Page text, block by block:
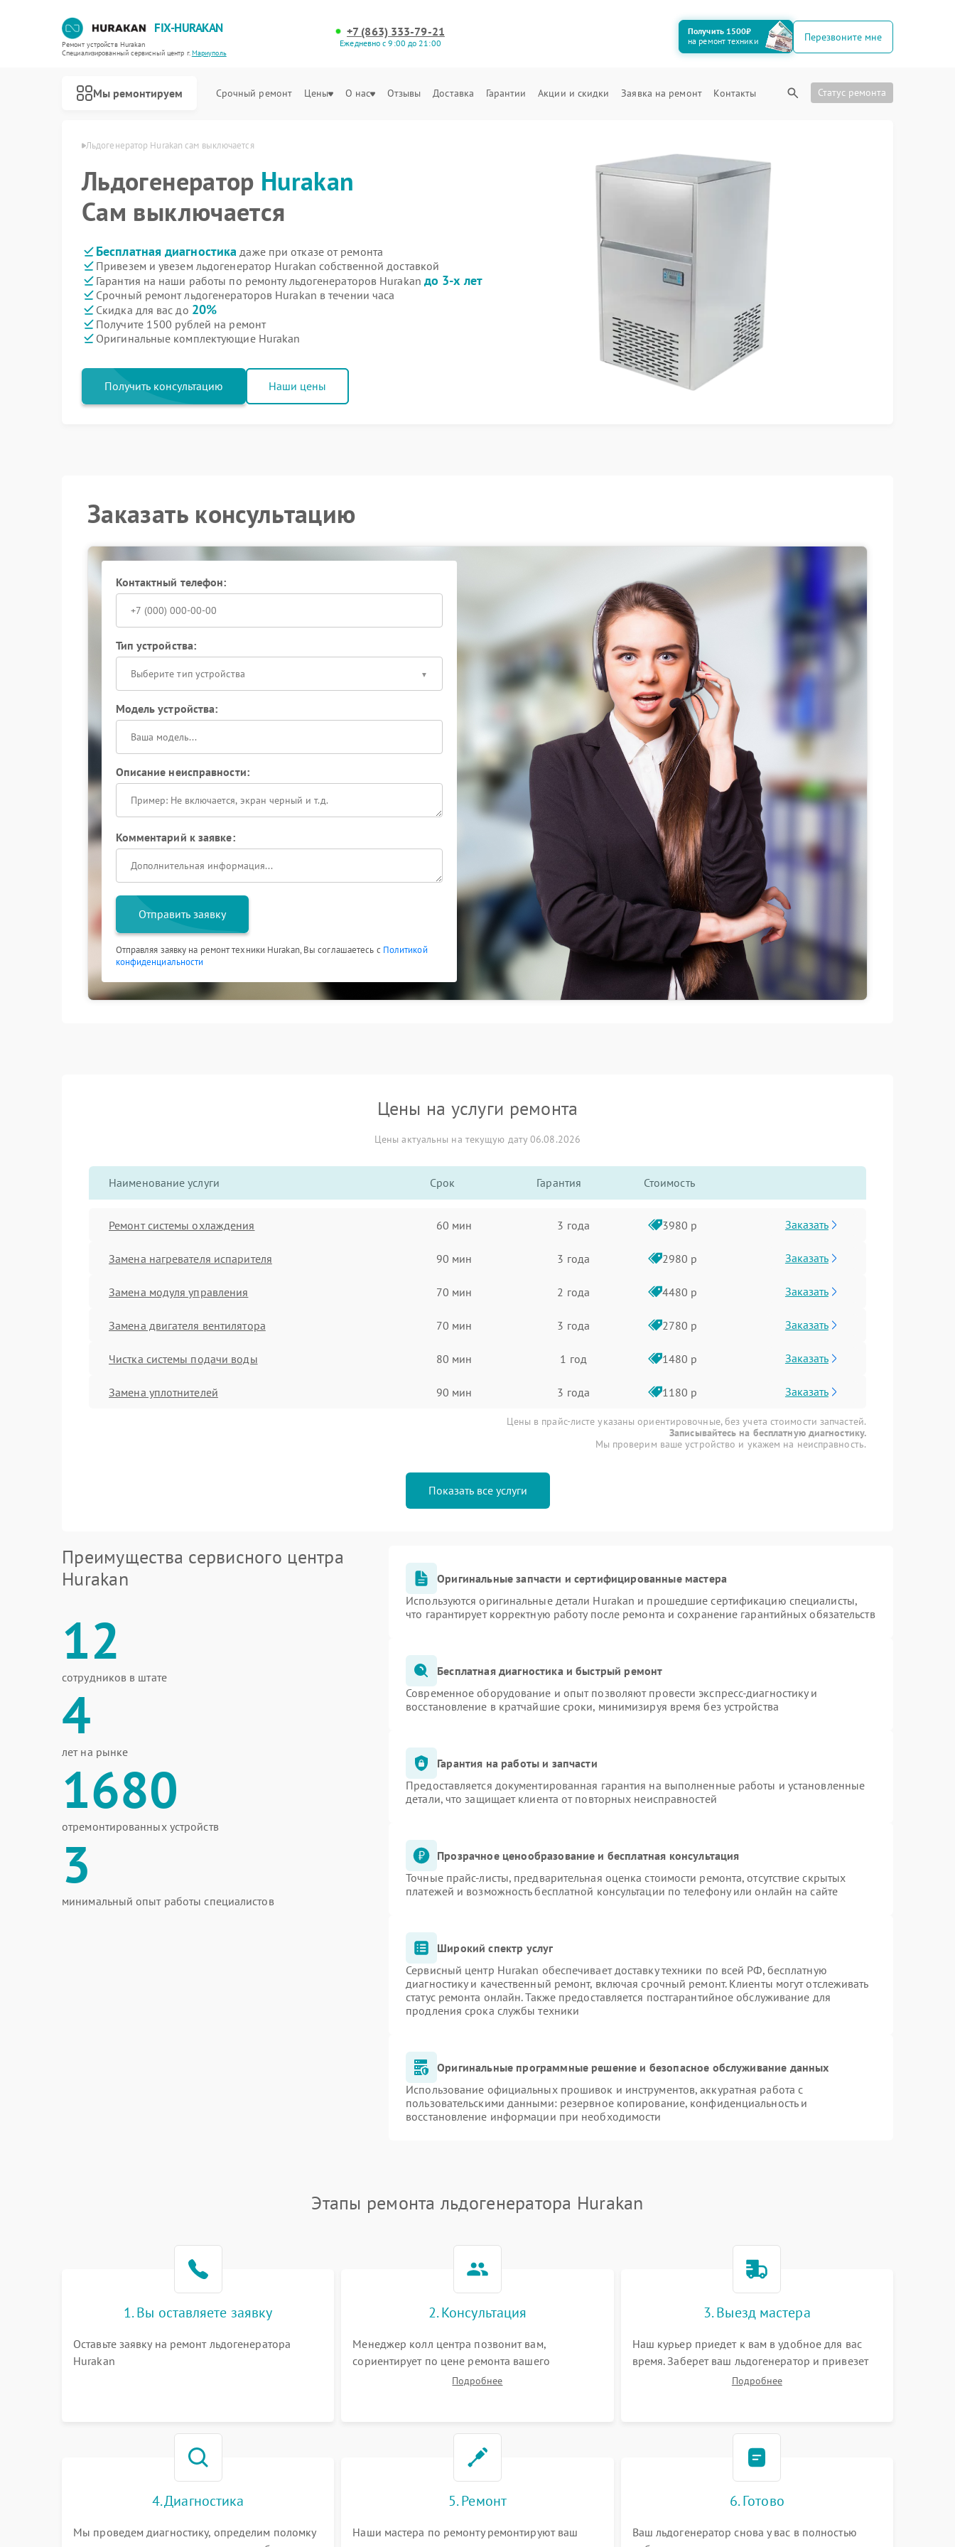
FIX-HURAKAN
Ремонт устройств Hurakan
Специализированный cервисный центр г.Мариуполь
+7 (863) 333-79-21
Ежедневно с 9:00 до 21:00
Получить 1500₽
на ремонт техники
Перезвоните мне
Мы ремонтируем Срочный ремонт Цены О нас Отзывы Доставка Гарантии Акции и скидки Заявка на ремонт Контакты Статус ремонта
Льдогенератор Hurakan сам выключается
Льдогенератор Hurakan
Сам выключается
Бесплатная диагностика даже при отказе от ремонта
Привезем и увезем льдогенератор Hurakan собственной доставкой
Гарантия на наши работы по ремонту льдогенераторов Hurakan до 3-х лет
Срочный ремонт льдогенераторов Hurakan в течении часа
Скидка для вас до 20%
Получите 1500 рублей на ремонт
Оригинальные комплектующие Hurakan
Получить консультацию Наши цены
Заказать консультацию
Контактный телефон:
Тип устройства:
Выберите тип устройства
Модель устройства:
Описание неисправности:
Комментарий к заявке:
Отправить заявку
Отправляя заявку на ремонт техники Hurakan, Вы соглашаетесь с Политикой
конфиденциальности
Цены на услуги ремонта
Цены актуальны на текущую дату 06.08.2026
Наименование услуги Срок Гарантия Стоимость
Ремонт системы охлаждения 60 мин 3 года 3980 р Заказать
Замена нагревателя испарителя 90 мин 3 года 2980 р Заказать
Замена модуля управления 70 мин 2 года 4480 р Заказать
Замена двигателя вентилятора 70 мин 3 года 2780 р Заказать
Чистка системы подачи воды 80 мин 1 год 1480 р Заказать
Замена уплотнителей 90 мин 3 года 1180 р Заказать
Цены в прайс-листе указаны ориентировочные, без учета стоимости запчастей.
Записывайтесь на бесплатную диагностику.
Мы проверим ваше устройство и укажем на неисправность.
Показать все услуги
Преимущества сервисного центра
Hurakan
12
сотрудников в штате
4
лет на рынке
1680
отремонтированных устройств
3
минимальный опыт работы специалистов
Оригинальные запчасти и сертифицированные мастера
Используются оригинальные детали Hurakan и прошедшие сертификацию специалисты,
что гарантирует корректную работу после ремонта и сохранение гарантийных обязательств
Бесплатная диагностика и быстрый ремонт
Современное оборудование и опыт позволяют провести экспресс-диагностику и
восстановление в кратчайшие сроки, минимизируя время без устройства
Гарантия на работы и запчасти
Предоставляется документированная гарантия на выполненные работы и установленные
детали, что защищает клиента от повторных неисправностей
Прозрачное ценообразование и бесплатная консультация
Точные прайс-листы, предварительная оценка стоимости ремонта, отсутствие скрытых
платежей и возможность бесплатной консультации по телефону или онлайн на сайте
Широкий спектр услуг
Сервисный центр Hurakan обеспечивает доставку техники по всей РФ, бесплатную
диагностику и качественный ремонт, включая срочный ремонт. Клиенты могут отслеживать
статус ремонта онлайн. Также предоставляется постгарантийное обслуживание для
продления срока службы техники
Оригинальные программные решение и безопасное обслуживание данных
Использование официальных прошивок и инструментов, аккуратная работа с
пользовательскими данными: резервное копирование, конфиденциальность и
восстановление информации при необходимости
Этапы ремонта льдогенератора Hurakan
1. Вы оставляете заявку
Оставьте заявку на ремонт льдогенератора
Hurakan
2. Консультация
Менеджер колл центра позвонит вам,
сориентирует по цене ремонта вашего
льдогенератора а также ответит на все ваши
Подробнее
3. Выезд мастера
Наш курьер приедет к вам в удобное для вас
время. Заберет ваш льдогенератор и привезет
на склад для диагностики.
Подробнее
4. Диагностика
Мы проведем диагностику, определим поломку
5. Ремонт
Наши мастера по ремонту ремонтируют ваш
6. Готово
Ваш льдогенератор снова у вас в полностью